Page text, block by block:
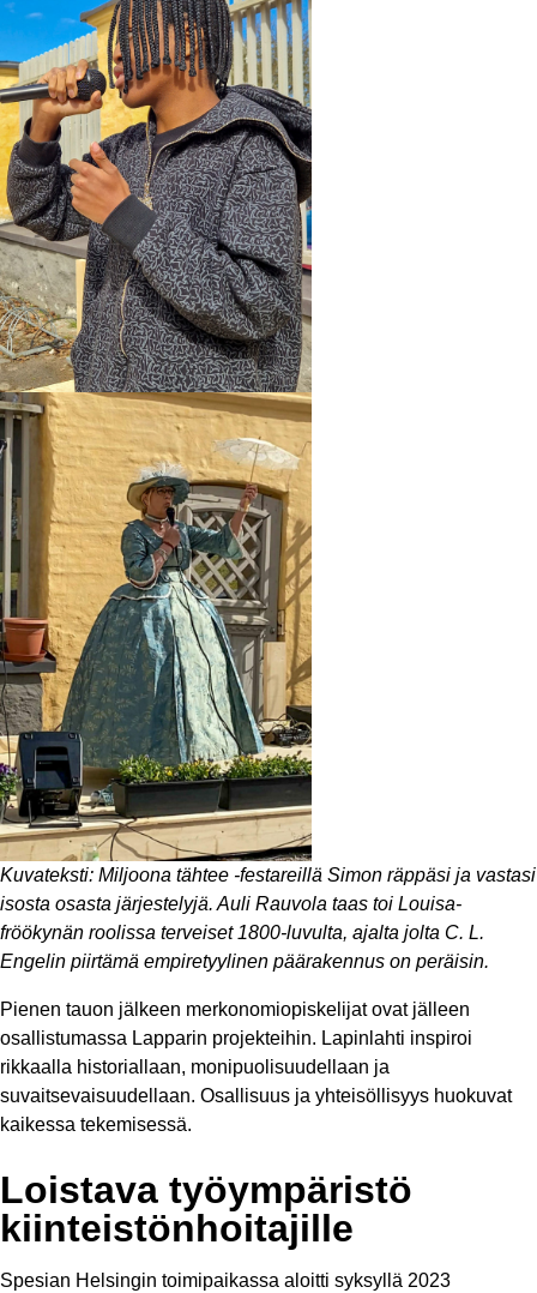
Kuvateksti: Miljoona tähtee -festareillä Simon räppäsi ja vastasi
isosta osasta järjestelyjä. Auli Rauvola taas toi Louisa-
fröökynän roolissa terveiset 1800-luvulta, ajalta jolta C. L.
Engelin piirtämä empiretyylinen päärakennus on peräisin.
Pienen tauon jälkeen merkonomiopiskelijat ovat jälleen
osallistumassa Lapparin projekteihin. Lapinlahti inspiroi
rikkaalla historiallaan, monipuolisuudellaan ja
suvaitsevaisuudellaan. Osallisuus ja yhteisöllisyys huokuvat
kaikessa tekemisessä.
Loistava työympäristö
kiinteistönhoitajille
Spesian Helsingin toimipaikassa aloitti syksyllä 2023